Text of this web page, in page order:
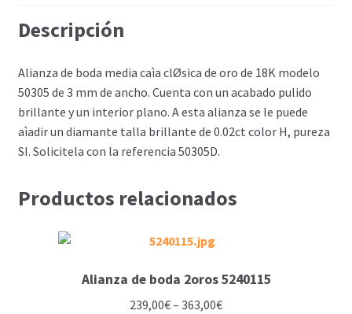
Descripción
Alianza de boda media caìa clØsica de oro de 18K modelo
50305 de 3 mm de ancho. Cuenta con un acabado pulido
brillante y un interior plano. A esta alianza se le puede
aìadir un diamante talla brillante de 0.02ct color H, pureza
SI. Solicitela con la referencia 50305D.
Productos relacionados
Alianza de boda 2oros 5240115
239,00€– 363,00€